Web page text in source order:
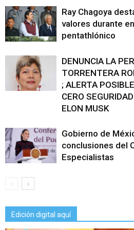
Ray Chagoya
valores durante
pentathlónico
DENUNCIA LA
TORRENTERA
; ALERTA
CERO
ELON MUSK
Gobierno de
conclusiones del
Especialistas
Edición digital aquí